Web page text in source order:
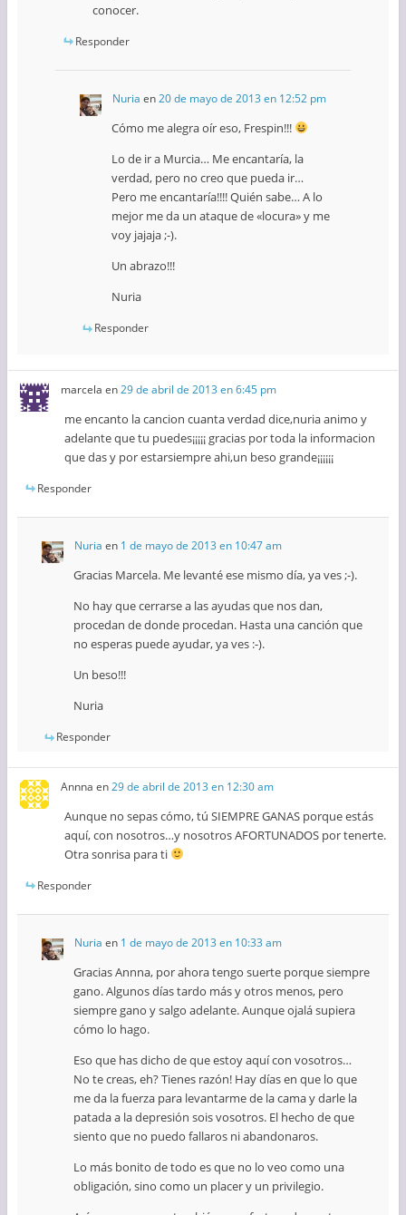
conocer.
Responder
Nuria en20 de mayo de 2013 en 12:52 pm
Cómo me alegra oír eso, Frespin!!!
Lo de ir a Murcia… Me encantaría, la
verdad, pero no creo que pueda ir…
Pero me encantaría!!!! Quién sabe… A lo
mejor me da un ataque de «locura» y me
voy jajaja ;-).
Un abrazo!!!
Nuria
Responder
marcela en29 de abril de 2013 en 6:45 pm
me encanto la cancion cuanta verdad dice,nuria animo y
adelante que tu puedes¡¡¡¡¡ gracias por toda la informacion
que das y por estarsiempre ahi,un beso grande¡¡¡¡¡¡
Responder
Nuria en 1 de mayo de 2013 en 10:47 am
Gracias Marcela. Me levanté ese mismo día, ya ves ;-).
No hay que cerrarse a las ayudas que nos dan,
procedan de donde procedan. Hasta una canción que
no esperas puede ayudar, ya ves :-).
Un beso!!!
Nuria
Responder
Annna en29 de abril de 2013 en 12:30 am
Aunque no sepas cómo, tú SIEMPRE GANAS porque estás
aquí, con nosotros…y nosotros AFORTUNADOS por tenerte.
Otra sonrisa para ti
Responder
Nuria en 1 de mayo de 2013 en 10:33 am
Gracias Annna, por ahora tengo suerte porque siempre
gano. Algunos días tardo más y otros menos, pero
siempre gano y salgo adelante. Aunque ojalá supiera
cómo lo hago.
Eso que has dicho de que estoy aquí con vosotros…
No te creas, eh? Tienes razón! Hay días en que lo que
me da la fuerza para levantarme de la cama y darle la
patada a la depresión sois vosotros. El hecho de que
siento que no puedo fallaros ni abandonaros.
Lo más bonito de todo es que no lo veo como una
obligación, sino como un placer y un privilegio.